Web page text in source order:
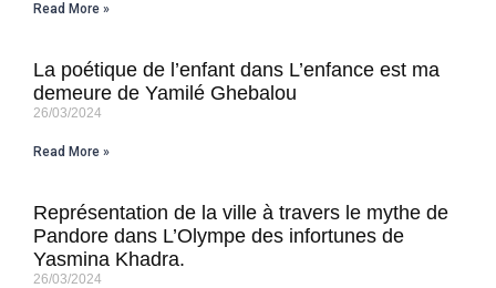
Read More »
La poétique de l’enfant dans L’enfance est ma
demeure de Yamilé Ghebalou
26/03/2024
Read More »
Représentation de la ville à travers le mythe de
Pandore dans L’Olympe des infortunes de
Yasmina Khadra.
26/03/2024